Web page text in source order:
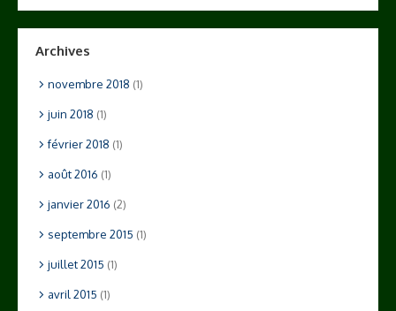
Archives
novembre 2018 (1)
juin 2018 (1)
février 2018 (1)
août 2016 (1)
janvier 2016 (2)
septembre 2015 (1)
juillet 2015 (1)
avril 2015 (1)